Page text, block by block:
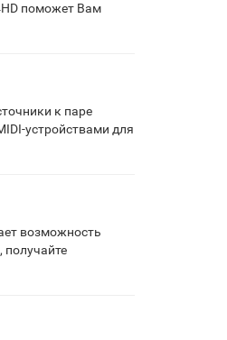
поможет Вам
к паре
устройствами для
возможность